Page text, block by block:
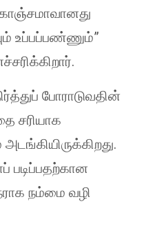
கொஞ்சமாவானது
உப்பப்பண்ணும்”
போராடுவதின்
சரியாக
படிப்பதற்கான
நம்மை வழி